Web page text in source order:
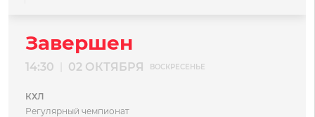
Завершен
14:30 02 ОКТЯБРЯ ВОСКРЕСЕНЬЕ
КХЛ
Регулярный чемпионат